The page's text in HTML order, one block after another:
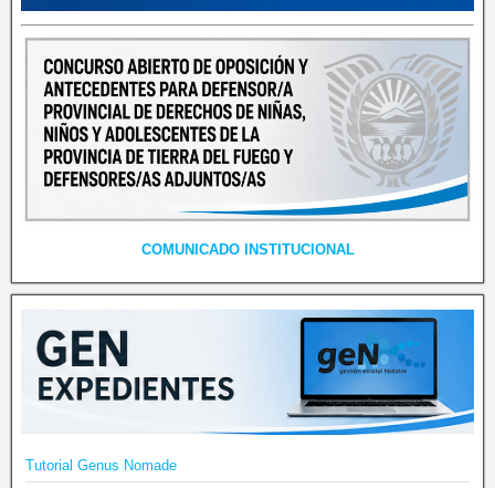
COMUNICADO INSTITUCIONAL
Tutorial Genus Nomade